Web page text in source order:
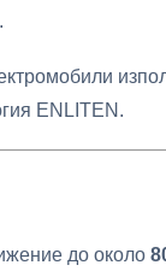
ENLITEN.
до около